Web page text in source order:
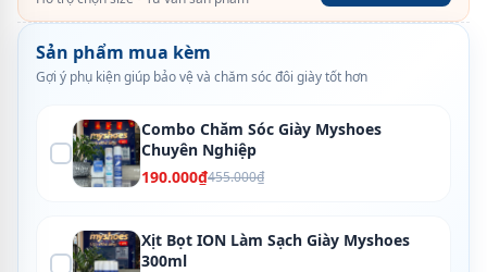
Sản phẩm mua kèm
Gợi ý phụ kiện giúp bảo vệ và chăm sóc đôi giày tốt hơn
Combo Chăm Sóc Giày Myshoes
Chuyên Nghiệp
190.000₫455.000₫
Xịt Bọt ION Làm Sạch Giày Myshoes
300ml